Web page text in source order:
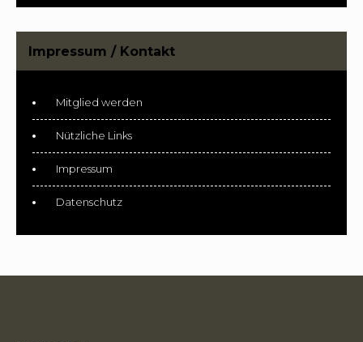
Impressum / Kontakt
Mitglied werden
Nützliche Links
Impressum
Datenschutz